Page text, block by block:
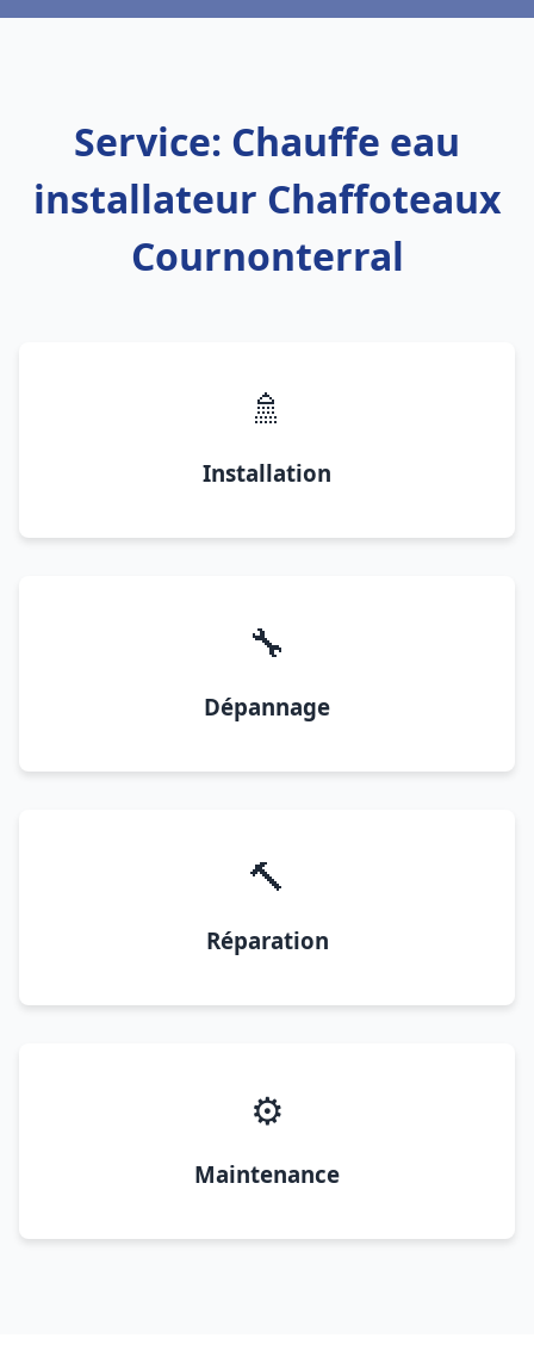
Service: Chauffe eau
installateur Chaffoteaux
Cournonterral
🚿
Installation
🔧
Dépannage
🔨
Réparation
⚙️
Maintenance